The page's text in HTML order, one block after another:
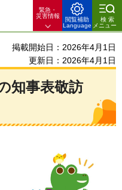
緊急・
災害情報
閲覧補助
Language
検索
メニュー
掲載開始日：2026年4月1日
更新日：2026年4月1日
知事表敬訪